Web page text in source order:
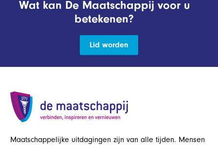
Wat kan De Maatschappij voor u
betekenen?
Lid worden
Maatschappelijke uitdagingen zijn van alle tijden. Mensen